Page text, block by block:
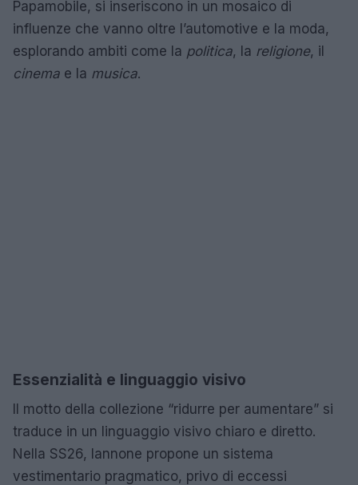
Papamobile, si inseriscono in un mosaico di
influenze che vanno oltre l’automotive e la moda,
esplorando ambiti come la politica, la religione, il
cinema e la musica.
Essenzialità e linguaggio visivo
Il motto della collezione “ridurre per aumentare” si
traduce in un linguaggio visivo chiaro e diretto.
Nella SS26, Iannone propone un sistema
vestimentario pragmatico, privo di eccessi